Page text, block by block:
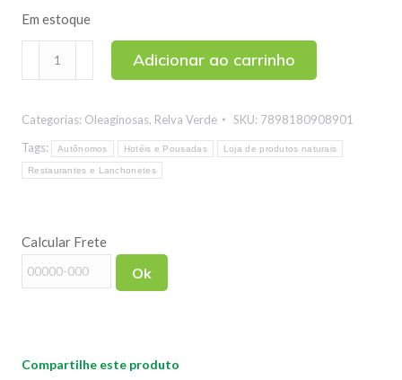
Em estoque
Torrada
Sem
Sal
quantidade
Adicionar ao carrinho
Categorias: Oleaginosas, Relva Verde SKU: 7898180908901
Tags:
Autônomos Hotéis e Pousadas Loja de produtos naturais
Restaurantes e Lanchonetes
Calcular Frete
Ok
Compartilhe este produto